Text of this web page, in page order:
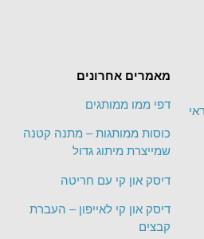
מאמרים אחרונים
דפי ממו ממותגים
כוסות ממותגות – מתנה קטנה
שמייצרת מיתוג גדול
דיסק און קי עם חריטה
דיסק און קי לאייפון – העברת
קבצים